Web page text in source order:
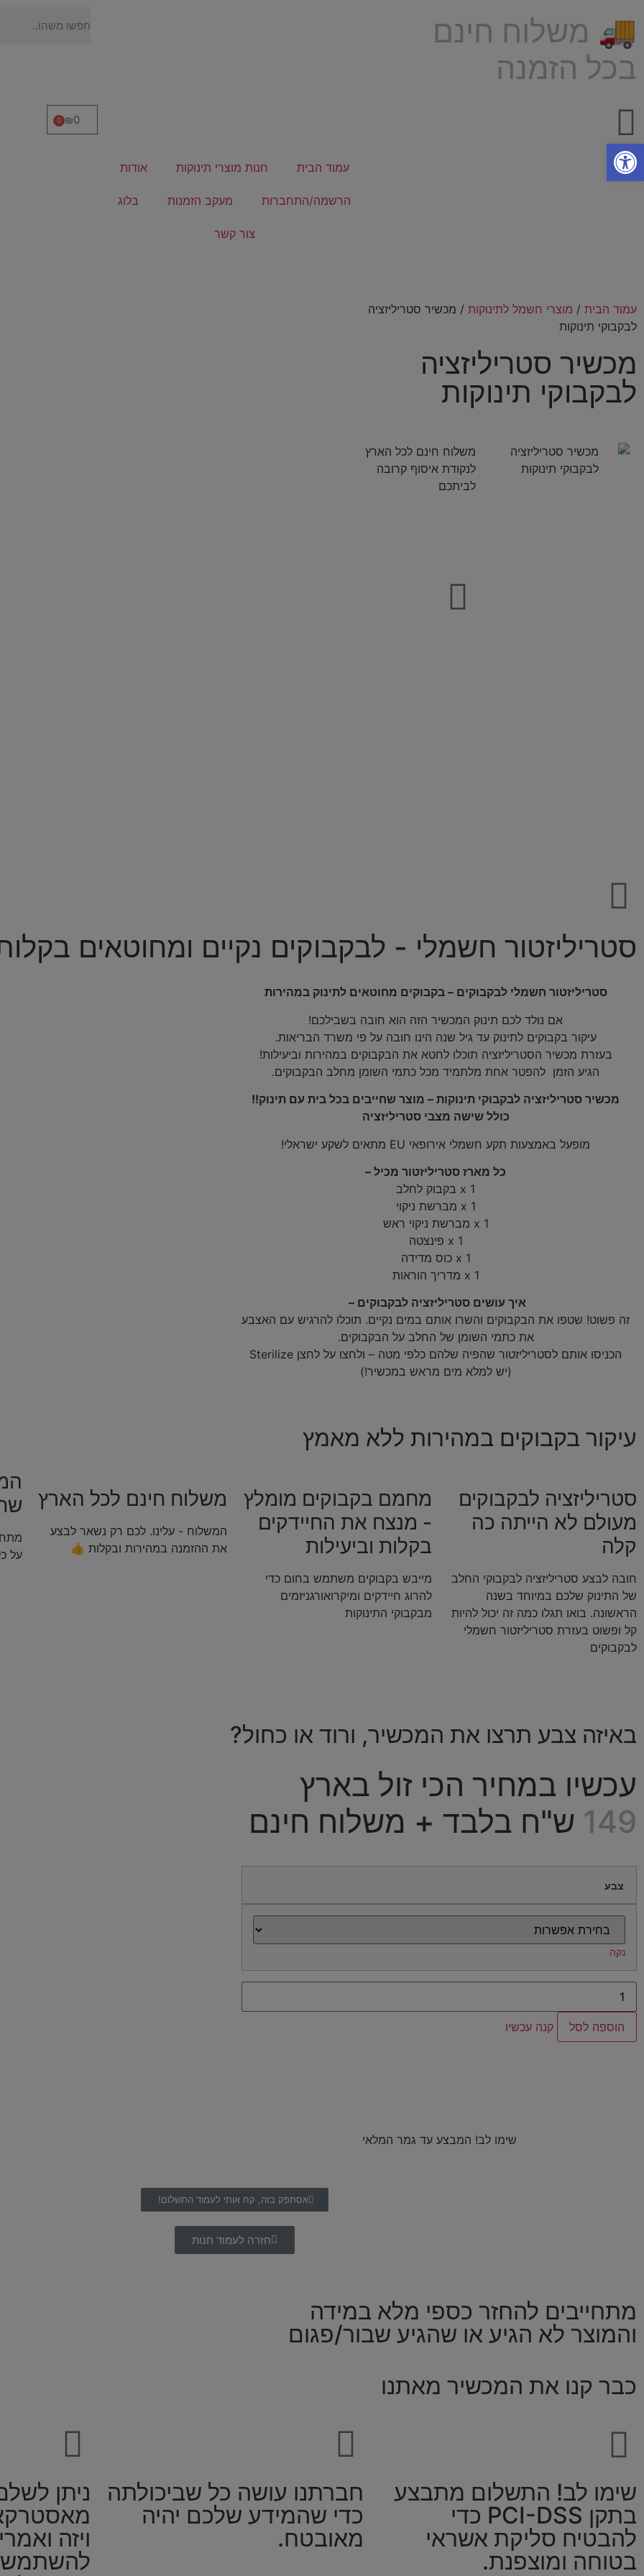
🚚 משלוח חינם
בכל הזמנה
עמוד הבית חנות מוצרי תינוקות אודות
הרשמה/התחברות מעקב הזמנות בלוג
צור קשר
₪0
0
עמוד הבית / מוצרי חשמל לתינוקות / מכשיר סטריליזציה
לבקבוקי תינוקות
מכשיר סטריליזציה
לבקבוקי תינוקות
משלוח חינם לכל הארץ
לנקודת איסוף קרובה
לביתכם
סטריליזטור חשמלי - לבקבוקים נקיים ומחוטאים
סטריליזטור חשמלי לבקבוקים – בקבוקים מחוטאים לתינוק במהירות
אם נולד לכם תינוק המכשיר הזה הוא חובה בשבילכם!
עיקור בקבוקים לתינוק עד גיל שנה הינו חובה על פי משרד הבריאות.
בעזרת מכשיר הסטריליזציה תוכלו לחטא את הבקבוקים במהירות וביעילות!
הגיע הזמן להפטר אחת מלתמיד מכל כתמי השומן מחלב הבקבוקים.
מכשיר סטריליזציה לבקבוקי תינוקות – מוצר שחייבים בכל בית עם תינוק!!
כולל שישה מצבי סטריליזציה
מופעל באמצעות תקע חשמלי אירופאי EU מתאים לשקע ישראלי!
כל מארז סטריליזטור מכיל –
1 x בקבוק לחלב
1 x מברשת ניקוי
1 x מברשת ניקוי ראש
1 x פינצטה
1 x כוס מדידה
1 x מדריך הוראות
איך עושים סטריליזציה לבקבוקים –
זה פשוט! שטפו את הבקבוקים והשרו אותם במים נקיים. תוכלו להרגיש עם האצבע
את כתמי השומן של החלב על הבקבוקים.
הכניסו אותם לסטריליזטור שהפיה שלהם כלפי מטה – ולחצו על לחצן Sterilize
(יש למלא מים מראש במכשיר!)
עיקור בקבוקים במהירות ללא מאמץ
סטריליזציה לבקבוקים
מעולם לא הייתה כה
קלה
חובה לבצע סטריליזציה לבקבוקי החלב
של התינוק שלכם במיוחד בשנה
הראשונה. בואו תגלו כמה זה יכול להיות
קל ופשוט בעזרת סטריליזטור חשמלי
לבקבוקים
מחמם בקבוקים מומלץ
- מנצח את החיידקים
בקלות וביעילות
מייבש בקבוקים משתמש בחום כדי
להרוג חיידקים ומיקרואורגניזמים
מבקבוקי התינוקות
משלוח חינם לכל הארץ
המשלוח - עלינו. לכם רק נשאר לבצע
את ההזמנה במהירות ובקלות 👍
על
באיזה צבע תרצו את המכשיר, ורוד או כחול?
עכשיו במחיר הכי זול בארץ
149 ש"ח בלבד + משלוח חינם
צבע
נקה
הוספה לסל קנה עכשיו
שימו לב! המבצע עד גמר המלאי
אסתפק בזה, קח אותי לעמוד התשלום!
חזרה לעמוד חנות
מתחייבים להחזר כספי מלא במידה
והמוצר לא הגיע או שהגיע שבור/פגום
כבר קנו את המכשיר מאתנו
שימו לב! התשלום מתבצע
בתקן PCI-DSS כדי
להבטיח סליקת אשראי
בטוחה ומוצפנת.
חברתנו עושה כל שביכולתה
כדי שהמידע שלכם יהיה
מאובטח.
ניתן
ויזה
להשתמש
פתח סרגל נגישות